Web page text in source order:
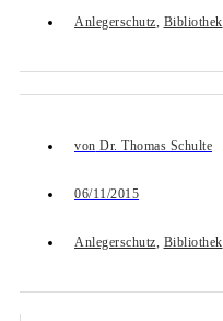
Anlegerschutz, Bibliothek
von Dr. Thomas Schulte
06/11/2015
Anlegerschutz, Bibliothek